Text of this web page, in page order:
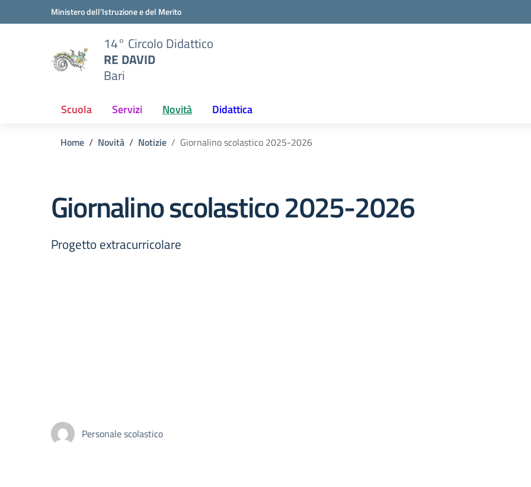
Vai ai contenuti
Vai al menu di navigazioneMinistero dell'Istruzione e del Merito
14° Circolo Didattico
RE DAVID
Bari
Scuola Servizi Novità Didattica
Home Novità Notizie Giornalino scolastico 2025-2026
Giornalino scolastico 2025-2026
Progetto extracurricolare
Personale scolastico